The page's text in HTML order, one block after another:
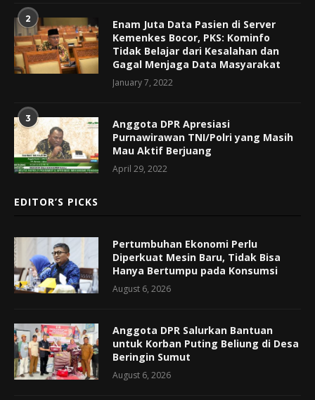
2
Enam Juta Data Pasien di Server
Kemenkes Bocor, PKS: Kominfo
Tidak Belajar dari Kesalahan dan
Gagal Menjaga Data Masyarakat
January 7, 2022
3
Anggota DPR Apresiasi
Purnawirawan TNI/Polri yang Masih
Mau Aktif Berjuang
April 29, 2022
EDITOR’S PICKS
Pertumbuhan Ekonomi Perlu
Diperkuat Mesin Baru, Tidak Bisa
Hanya Bertumpu pada Konsumsi
August 6, 2026
Anggota DPR Salurkan Bantuan
untuk Korban Puting Beliung di Desa
Beringin Sumut
August 6, 2026